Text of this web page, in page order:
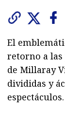
El
retorno a las
de Millaray
divididas y
espectáculos.